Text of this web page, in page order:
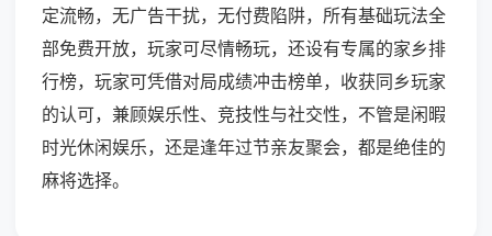
定流畅，无广告干扰，无付费陷阱，所有基础玩法全
部免费开放，玩家可尽情畅玩，还设有专属的家乡排
行榜，玩家可凭借对局成绩冲击榜单，收获同乡玩家
的认可，兼顾娱乐性、竞技性与社交性，不管是闲暇
时光休闲娱乐，还是逢年过节亲友聚会，都是绝佳的
麻将选择。